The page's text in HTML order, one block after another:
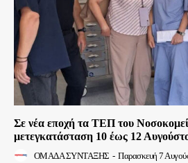
Σε νέα εποχή τα ΤΕΠ του
μετεγκατάσταση 10 έως 12
ΟΜΑΔΑ ΣΥΝΤΑΞΗΣ - Παρασκευή 7